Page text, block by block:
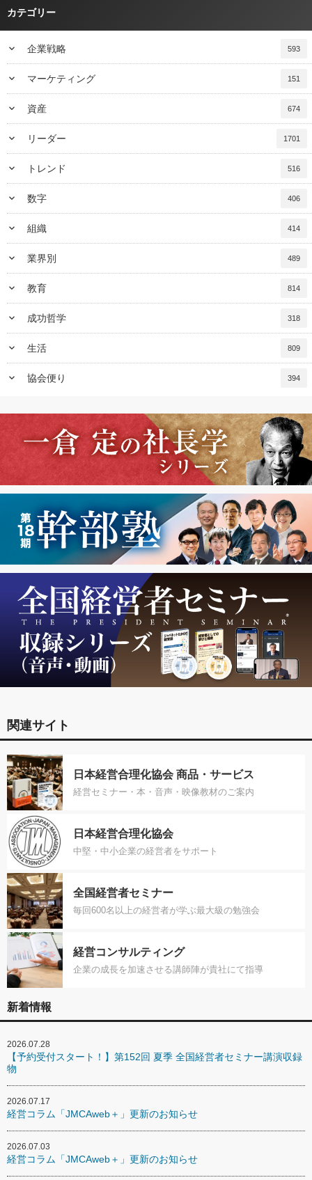
カテゴリー
keyboard_arrow_down 企業戦略 593
keyboard_arrow_down マーケティング 151
keyboard_arrow_down 資産 674
keyboard_arrow_down リーダー 1701
keyboard_arrow_down トレンド 516
keyboard_arrow_down 数字 406
keyboard_arrow_down 組織 414
keyboard_arrow_down 業界別 489
keyboard_arrow_down 教育 814
keyboard_arrow_down 成功哲学 318
keyboard_arrow_down 生活 809
keyboard_arrow_down 協会便り 394
関連サイト
日本経営合理化協会 商品・サービス
経営セミナー・本・音声・映像教材のご案内
日本経営合理化協会
中堅・中小企業の経営者をサポート
全国経営者セミナー
毎回600名以上の経営者が学ぶ最大級の勉強会
経営コンサルティング
企業の成長を加速させる講師陣が貴社にて指導
新着情報
2026.07.28
【予約受付スタート！】第152回 夏季 全国経営者セミナー講演収録
物
2026.07.17
経営コラム「JMCAweb＋」更新のお知らせ
2026.07.03
経営コラム「JMCAweb＋」更新のお知らせ